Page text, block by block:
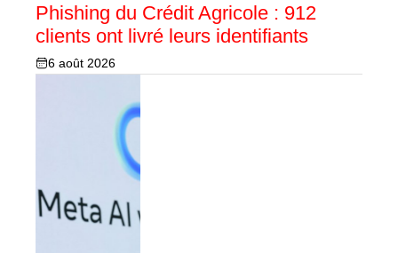
Phishing du Crédit Agricole : 912
clients ont livré leurs identifiants
6 août 2026